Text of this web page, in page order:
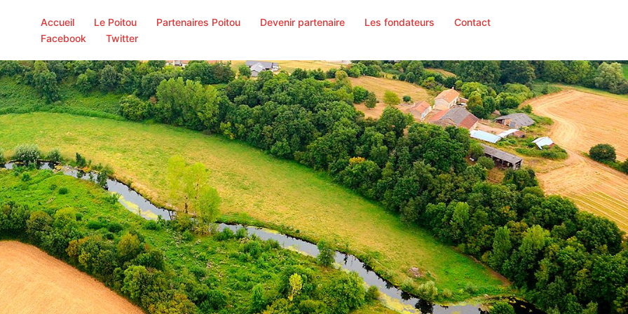
Accueil Le Poitou Partenaires Poitou Devenir partenaire Les fondateurs
Contact
Facebook
Twitter